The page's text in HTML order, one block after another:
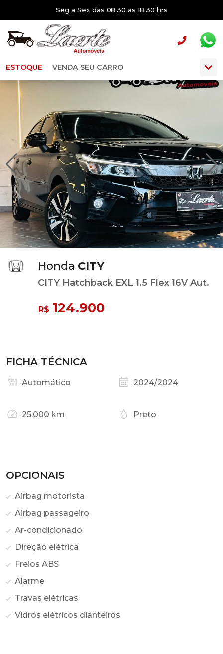
Seg a Sex das 08:30 as 18:30 hrs
ESTOQUE VENDA SEU CARRO
Honda CITY
CITY Hatchback EXL 1.5 Flex 16V Aut.
R$ 124.900
FICHA TÉCNICA
Automático 2024/2024
25.000 km Preto
OPCIONAIS
Airbag motorista
Airbag passageiro
Ar-condicionado
Direção elétrica
Freios ABS
Alarme
Travas elétricas
Vidros elétricos dianteiros